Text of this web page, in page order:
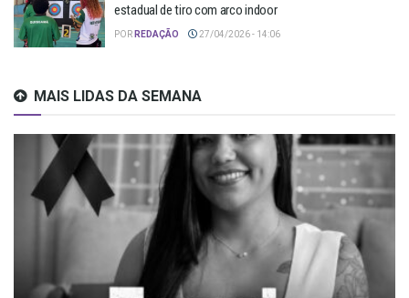
estadual de tiro com arco indoor
POR REDAÇÃO 27/04/2026 - 14:06
MAIS LIDAS DA SEMANA